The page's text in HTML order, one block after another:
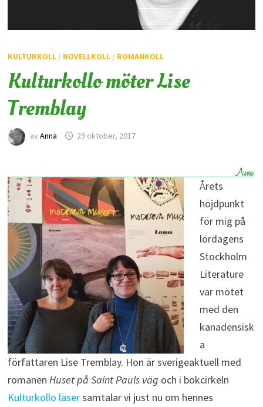
KULTURKOLL/ NOVELLKOLL/ ROMANKOLL
Kulturkollo möter Lise
Tremblay
av Anna 29 oktober, 2017
Årets
höjdpunkt
för mig på
lördagens
Stockholm
Literature
var mötet
med den
kanadensisk
a
författaren Lise Tremblay. Hon är sverigeaktuell med
romanen Huset på Saint Pauls väg och i bokcirkeln
Kulturkollo läsersamtalar vi just nu om hennes